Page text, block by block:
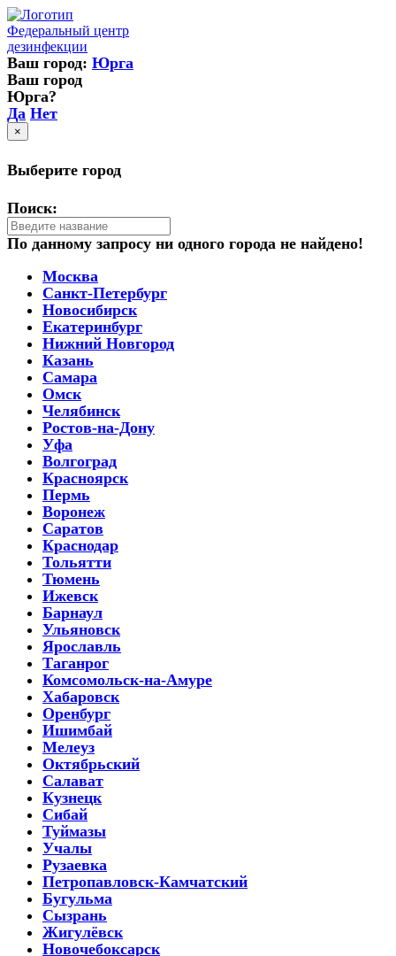
Федеральный центр
дезинфекции
Ваш город: Юрга
Ваш город
Юрга?
Да Нет
×
Выберите город
Поиск:
По данному запросу ни одного города не найдено!
Москва
Санкт-Петербург
Новосибирск
Екатеринбург
Нижний Новгород
Казань
Самара
Омск
Челябинск
Ростов-на-Дону
Уфа
Волгоград
Красноярск
Пермь
Воронеж
Саратов
Краснодар
Тольятти
Тюмень
Ижевск
Барнаул
Ульяновск
Ярославль
Таганрог
Комсомольск-на-Амуре
Хабаровск
Оренбург
Ишимбай
Мелеуз
Октябрьский
Салават
Кузнецк
Сибай
Туймазы
Учалы
Рузаевка
Петропавловск-Камчатский
Бугульма
Сызрань
Жигулёвск
Новочебоксарск